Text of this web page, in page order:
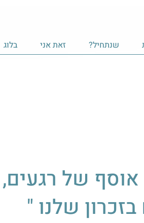
שנתחיל? זאת אני בלוג
של רגעים,
שלנו "